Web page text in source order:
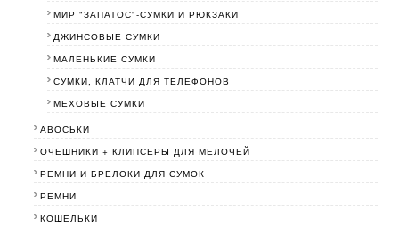
МИР "ЗАПАТОС"-СУМКИ И РЮКЗАКИ
ДЖИНСОВЫЕ СУМКИ
МАЛЕНЬКИЕ СУМКИ
СУМКИ, КЛАТЧИ ДЛЯ ТЕЛЕФОНОВ
МЕХОВЫЕ СУМКИ
АВОСЬКИ
ОЧЕШНИКИ + КЛИПСЕРЫ ДЛЯ МЕЛОЧЕЙ
РЕМНИ И БРЕЛОКИ ДЛЯ СУМОК
РЕМНИ
КОШЕЛЬКИ